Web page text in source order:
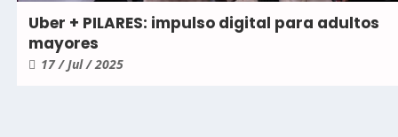
Uber + PILARES: impulso digital para adultos
mayores
17 / Jul / 2025